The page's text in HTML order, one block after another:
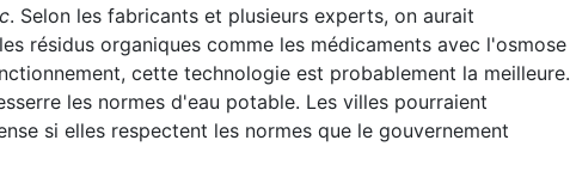
. Selon les fabricants et plusieurs experts, on aurait
résidus organiques comme les médicaments avec l'osmose
cette technologie est probablement la meilleure.
les normes d'eau potable. Les villes pourraient
si elles respectent les normes que le gouvernement